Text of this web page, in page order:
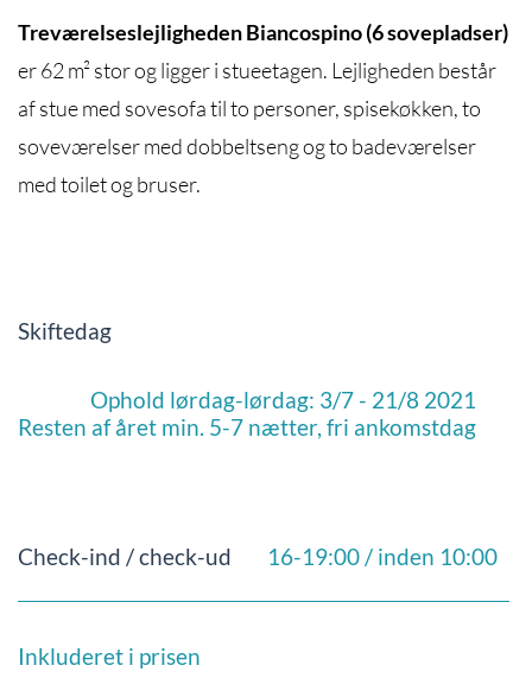
Treværelseslejligheden Biancospino (6 sovepladser)
er 62 m² stor og ligger i stueetagen. Lejligheden består
af stue med sovesofa til to personer, spisekøkken, to
soveværelser med dobbeltseng og to badeværelser
med toilet og bruser.
Skiftedag
Ophold lørdag-lørdag: 3/7 - 21/8 2021
Resten af året min. 5-7 nætter, fri ankomstdag
Check-ind / check-ud 16-19:00 / inden 10:00
Inkluderet i prisen